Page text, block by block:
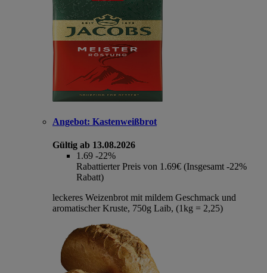
Angebot: Kastenweißbrot
Gültig ab 13.08.2026
1.69 -22%
Rabattierter Preis von 1.69€ (Insgesamt -22%
Rabatt)
leckeres Weizenbrot mit mildem Geschmack und
aromatischer Kruste, 750g Laib, (1kg = 2,25)